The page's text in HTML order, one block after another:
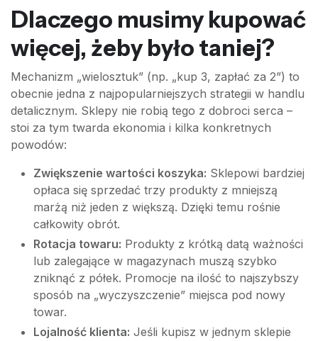
Dlaczego musimy kupować
więcej, żeby było taniej?
Mechanizm „wielosztuk” (np. „kup 3, zapłać za 2”) to
obecnie jedna z najpopularniejszych strategii w handlu
detalicznym. Sklepy nie robią tego z dobroci serca –
stoi za tym twarda ekonomia i kilka konkretnych
powodów:
Zwiększenie wartości koszyka: Sklepowi bardziej
opłaca się sprzedać trzy produkty z mniejszą
marżą niż jeden z większą. Dzięki temu rośnie
całkowity obrót.
Rotacja towaru: Produkty z krótką datą ważności
lub zalegające w magazynach muszą szybko
zniknąć z półek. Promocje na ilość to najszybszy
sposób na „wyczyszczenie” miejsca pod nowy
towar.
Lojalność klienta: Jeśli kupisz w jednym sklepie